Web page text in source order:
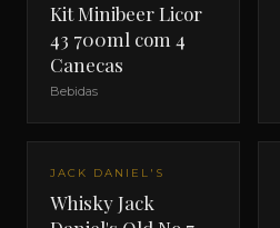
Kit Minibeer Licor
43 700ml com 4
Canecas
Bebidas
JACK DANIEL'S
Whisky Jack